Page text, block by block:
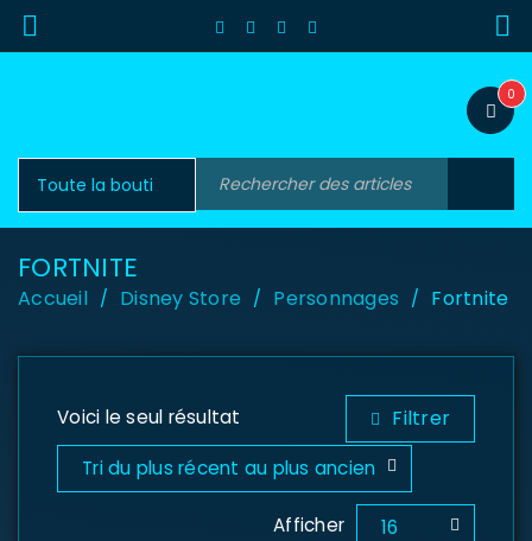
0
FORTNITE
Accueil / Disney Store / Personnages / Fortnite
Voici le seul résultat Filtrer
Tri du plus récent au plus ancien
Afficher 16